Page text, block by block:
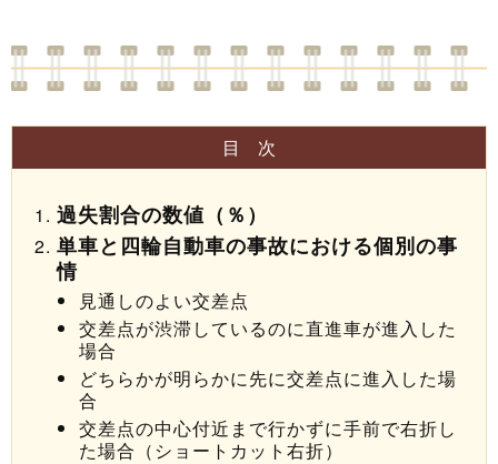
目次
過失割合の数値（％）
単車と四輪自動車の事故における個別の事
情
見通しのよい交差点
交差点が渋滞しているのに直進車が進入した
場合
どちらかが明らかに先に交差点に進入した場
合
交差点の中心付近まで行かずに手前で右折し
た場合（ショートカット右折）